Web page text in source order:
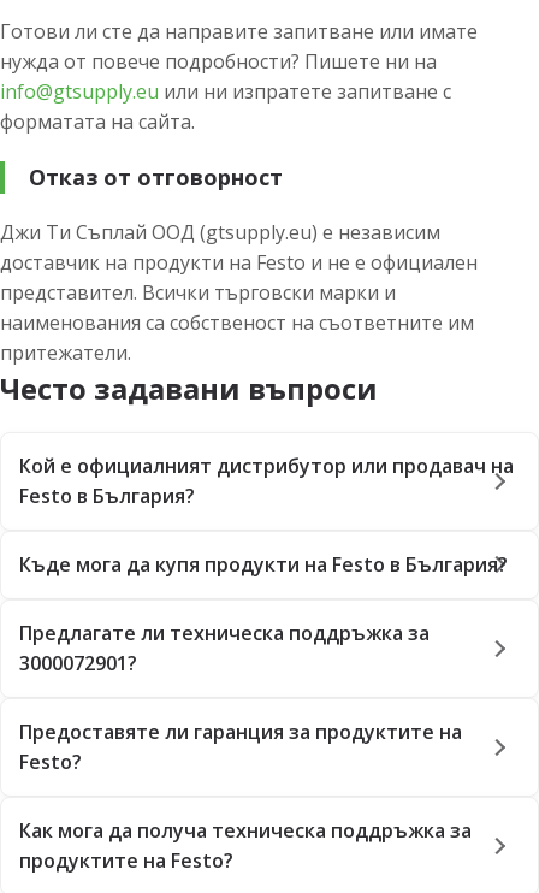
Готови ли сте да направите запитване или имате
нужда от повече подробности? Пишете ни на
info@gtsupply.eu или ни изпратете запитване с
форматата на сайта.
Отказ от отговорност
Джи Ти Съплай ООД (gtsupply.eu) е независим
доставчик на продукти на Festo и не е официален
представител. Всички търговски марки и
наименования са собственост на съответните им
притежатели.
Често задавани въпроси
Кой е официалният дистрибутор или продавач на
Festo в България?
Къде мога да купя продукти на Festo в България?
Предлагате ли техническа поддръжка за
3000072901?
Предоставяте ли гаранция за продуктите на
Festo?
Как мога да получа техническа поддръжка за
продуктите на Festo?